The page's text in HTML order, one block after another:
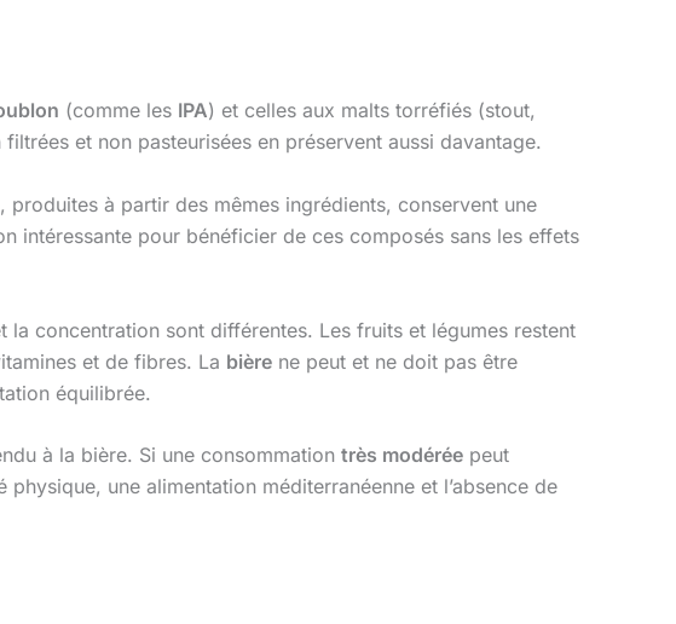
(comme les IPA) et celles aux malts torréfiés (stout,
filtrées et non pasteurisées en préservent aussi davantage.
, produites à partir des mêmes ingrédients, conservent une
intéressante pour bénéficier de ces composés sans les effets
la concentration sont différentes. Les fruits et légumes restent
et de fibres. La bière ne peut et ne doit pas être
équilibrée.
à la bière. Si une consommation très modérée peut
une alimentation méditerranéenne et l’absence de